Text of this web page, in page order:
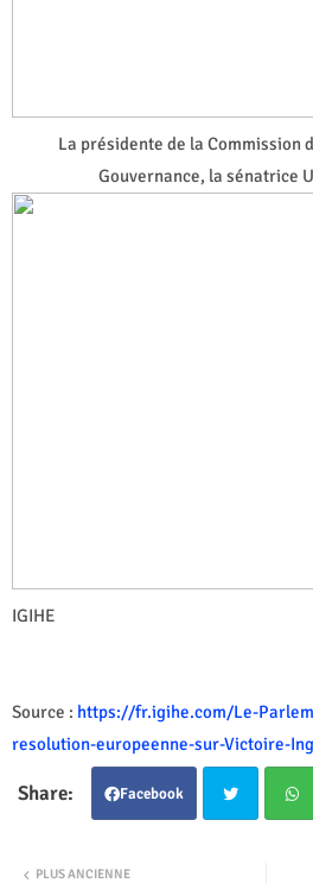
La présidente de la Commission
Gouvernance, la sénatrice
IGIHE
Source : https://fr.igihe.com/Le-
resolution-europeenne-sur-Victoire-
Facebook
PLUS ANCIENNE